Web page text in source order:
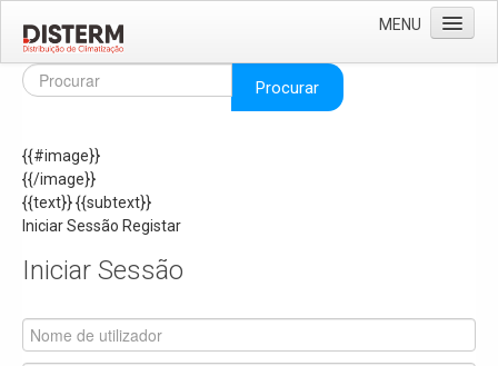
MENU
Home
Áreas de Negócio
Missão e Valores
As Nossas Marcas
Recrutamento
Produtos
Solar
Procurar
{{#image}}
{{/image}}
{{text}}{{subtext}}
Iniciar Sessão Registar
Iniciar Sessão